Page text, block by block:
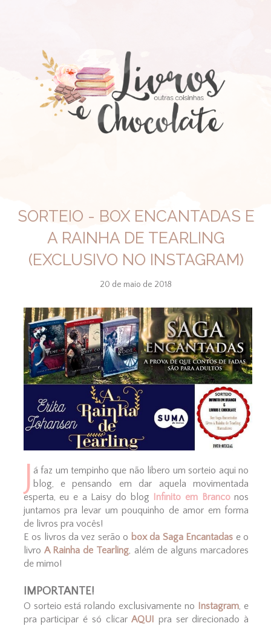
SORTEIO - BOX ENCANTADAS E
A RAINHA DE TEARLING
(EXCLUSIVO NO INSTAGRAM)
20 de maio de 2018
J á faz um tempinho que não libero um sorteio aqui no
blog, e pensando em dar aquela movimentada
esperta, eu e a Laisy do blog Infinito em Branconos
juntamos pra levar um pouquinho de amor em forma
de livros pra vocês!
E os livros da vez serão o box da Saga Encantadas e o
livro A Rainha de Tearling, além de alguns marcadores
de mimo!
IMPORTANTE!
O sorteio está rolando exclusivamente no Instagram, e
pra participar é só clicarAQUI pra ser direcionado à